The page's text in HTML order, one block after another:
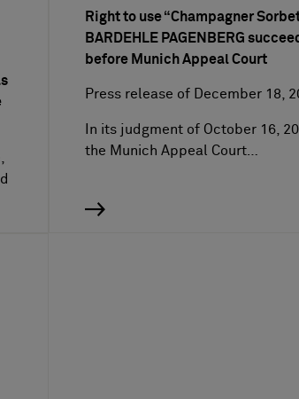
Right to use “Champagner
BARDEHLE PAGENBERG
before Munich Appeal Court
Press release of December 18,
In its judgment of October 16,
the Munich Appeal Court…